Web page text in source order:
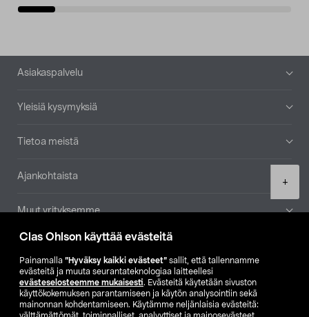
Clas Ohlson käyttää evästeitä
Painamalla ”Hyväksy kaikki evästeet” sallit, että tallennamme
evästeitä ja muuta seurantateknologiaa laitteellesi
evästeselosteemme mukaisesti. Evästeitä käytetään sivuston
käyttökokemuksen parantamiseen ja käytön analysointiin sekä
mainonnan kohdentamiseen. Käytämme neljänlaisia evästeitä:
+
Alatunniste
Asiakaspalvelu
Yleisiä kysymyksiä
Tietoa meistä
Ajankohtaista
Muut yrityksemme
Etsi myymälä
SE NO FI
FI SV